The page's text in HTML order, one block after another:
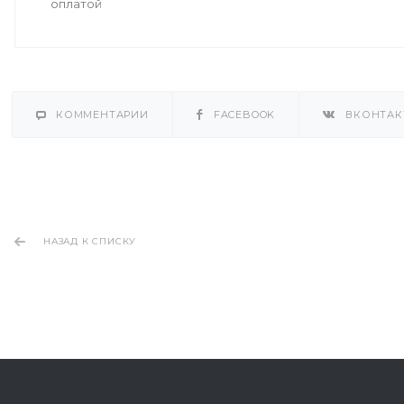
оплатой
КОММЕНТАРИИ FACEBOOK
НАЗАД К СПИСКУ